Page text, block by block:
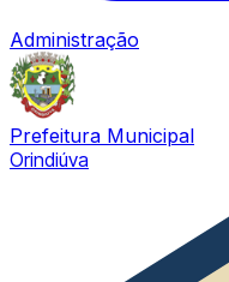
Administração
Prefeitura Municipal
Orindiúva